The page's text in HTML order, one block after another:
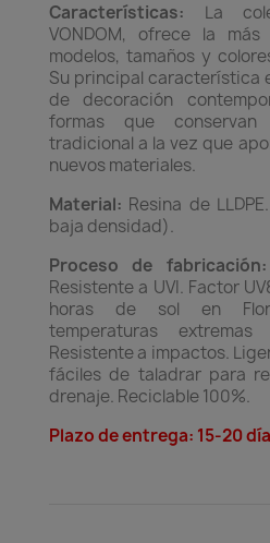
Características: La
VONDOM, ofrece la
modelos, tamaños y
Su principal característica
de decoración
formas que
tradicional a la vez que
nuevos materiales.
Material: Resina de
baja densidad).
Proceso de fabricación:
Resistente a UVI. Factor
horas de sol en
temperaturas
Resistente a impactos.
fáciles de taladrar para
drenaje. Reciclable 100%.
Plazo de entrega: 15-20